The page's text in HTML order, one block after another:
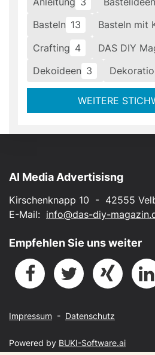
Basteln 13 Basteln mit
Crafting 4 DAS DIY
Dekoideen 3
WEITERE
AI Media Advertisisng
Kirschenknapp 10 - 42555
E-Mail: info@das-diy-
Empfehlen Sie uns weiter
Impressum - Datenschutz
Powered by BUKI-Software.ai